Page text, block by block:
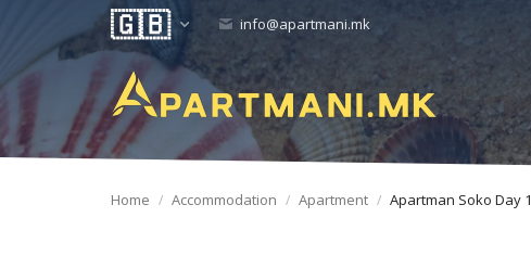
info@apartmani.mk
Home Accommodation Apartment Apartman Soko Day 1